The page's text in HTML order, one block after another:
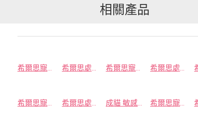
相關產品
希爾思寵物食品 幼犬 敏感胃腸與皮膚 希爾思處方食品 貓用 GI Biome 健康腸菌叢 紓解緊迫 希爾思寵物食品 成貓 泌尿道毛球控制 雞肉特調食譜 希爾思處方食品 Derm Complete 皮膚全能照護 小顆粒
希爾思寵物食品 成貓泌尿道毛球控制 香嫩雞肉主食罐 希爾思處方食品 貓用 c/d 全效 紓解緊迫 成貓 敏感胃腸與皮膚 鮪魚佐蔬菜 主食罐 希爾思寵物食品 成貓 泌尿道毛球控制 鮭魚燴蔬菜 主食罐